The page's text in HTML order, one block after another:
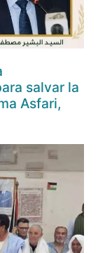
salvar la
Asfari,